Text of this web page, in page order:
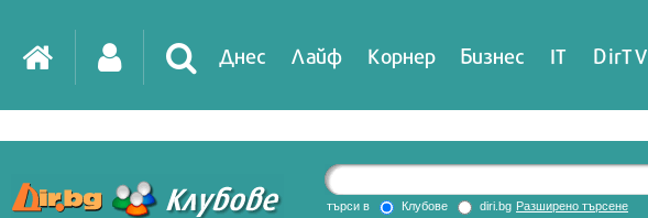
Днес Лайф Корнер Бизнес IT DirTV
търси в Клубове diri.bg Разширено търсене